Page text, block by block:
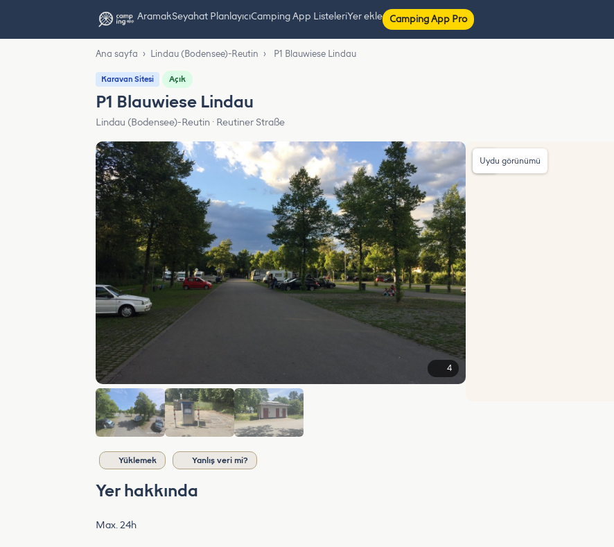
AramakSeyahat PlanlayıcıCamping App ListeleriYer ekle Camping App Pro
Ana sayfa › Lindau (Bodensee)-Reutin › P1 Blauwiese Lindau
Karavan Sitesi Açık
P1 Blauwiese Lindau
Lindau (Bodensee)-Reutin · Reutiner Straße
4
Uydu görünümü
Yüklemek Yanlış veri mi?
Yer hakkında
Max. 24h